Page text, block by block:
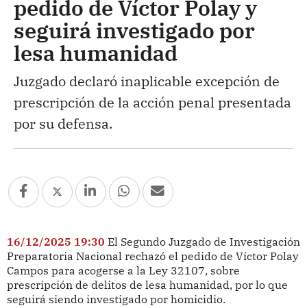
pedido de Víctor Polay y
seguirá investigado por
lesa humanidad
Juzgado declaró inaplicable excepción de
prescripción de la acción penal presentada
por su defensa.
16/12/2025 19:30 El Segundo Juzgado de Investigación
Preparatoria Nacional rechazó el pedido de Víctor Polay
Campos para acogerse a la Ley 32107, sobre
prescripción de delitos de lesa humanidad, por lo que
seguirá siendo investigado por homicidio.